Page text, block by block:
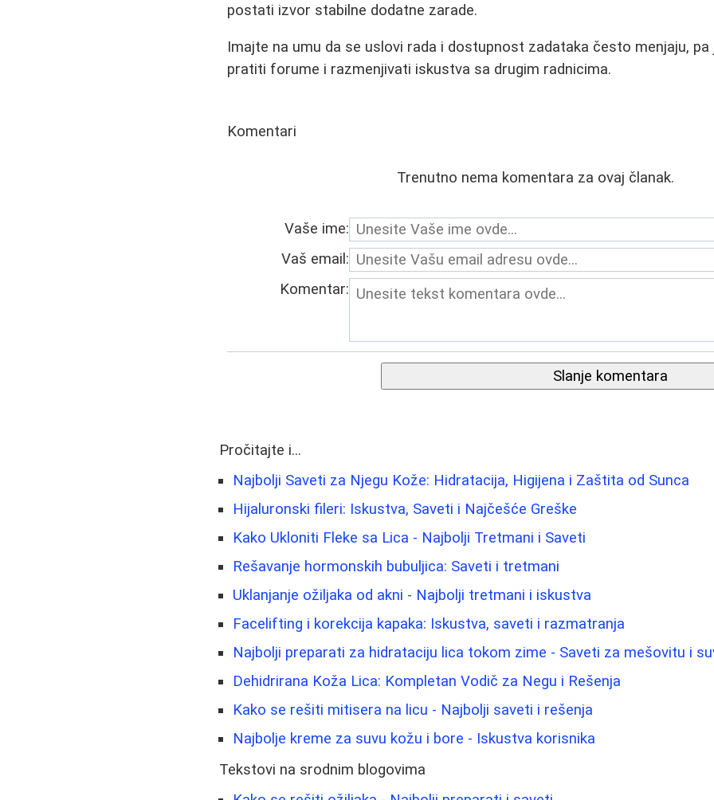
postati izvor stabilne dodatne zarade.
Imajte na umu da se uslovi rada i dostupnost zadataka često menjaju,
pratiti forume i razmenjivati iskustva sa drugim radnicima.
Komentari
Trenutno nema komentara za ovaj članak.
Vaše ime:
Vaš email:
Komentar:
Slanje komentara
Pročitajte i...
Najbolji Saveti za Njegu Kože: Hidratacija, Higijena i Zaštita od Sunca
Hijaluronski fileri: Iskustva, Saveti i Najčešće Greške
Kako Ukloniti Fleke sa Lica - Najbolji Tretmani i Saveti
Rešavanje hormonskih bubuljica: Saveti i tretmani
Uklanjanje ožiljaka od akni - Najbolji tretmani i iskustva
Facelifting i korekcija kapaka: Iskustva, saveti i razmatranja
Najbolji preparati za hidrataciju lica tokom zime - Saveti za mešovitu i
Dehidrirana Koža Lica: Kompletan Vodič za Negu i Rešenja
Kako se rešiti mitisera na licu - Najbolji saveti i rešenja
Najbolje kreme za suvu kožu i bore - Iskustva korisnika
Tekstovi na srodnim blogovima